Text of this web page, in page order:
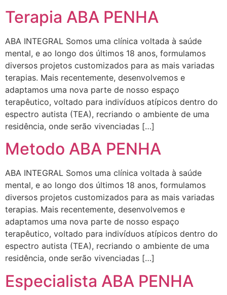
Terapia ABA PENHA
ABA INTEGRAL Somos uma clínica voltada à saúde
mental, e ao longo dos últimos 18 anos, formulamos
diversos projetos customizados para as mais variadas
terapias. Mais recentemente, desenvolvemos e
adaptamos uma nova parte de nosso espaço
terapêutico, voltado para indivíduos atípicos dentro do
espectro autista (TEA), recriando o ambiente de uma
residência, onde serão vivenciadas […]
Metodo ABA PENHA
ABA INTEGRAL Somos uma clínica voltada à saúde
mental, e ao longo dos últimos 18 anos, formulamos
diversos projetos customizados para as mais variadas
terapias. Mais recentemente, desenvolvemos e
adaptamos uma nova parte de nosso espaço
terapêutico, voltado para indivíduos atípicos dentro do
espectro autista (TEA), recriando o ambiente de uma
residência, onde serão vivenciadas […]
Especialista ABA PENHA